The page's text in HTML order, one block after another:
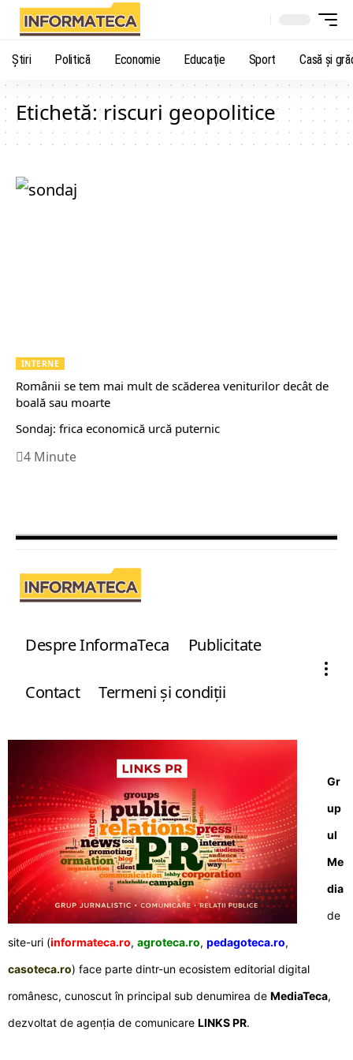
Știri Politică Economie Educaţie Sport Casă şi
Etichetă:riscuri geopolitice
INTERNE
Românii se tem mai mult de scăderea veniturilor decât de
boală sau moarte
Sondaj: frica economică urcă puternic
4 Minute
Despre InformaTeca Publicitate
Contact Termeni şi condiţii
Gr
up
ul
Me
dia
de
site-uri (informateca.ro, agroteca.ro, pedagoteca.ro,
casoteca.ro) face parte dintr-un ecosistem editorial digital
românesc, cunoscut în principal sub denumirea de MediaTeca,
dezvoltat de agenția de comunicare LINKS PR.